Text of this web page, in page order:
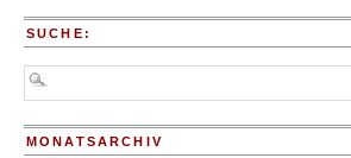
SUCHE:
MONATSARCHIV